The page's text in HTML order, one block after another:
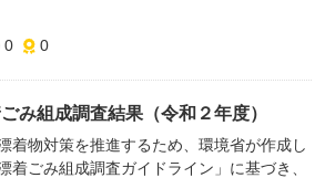
0 0
み組成調査結果（令和２年度）
着物対策を推進するため、環境省が作成し
着ごみ組成調査ガイドライン」に基づき、